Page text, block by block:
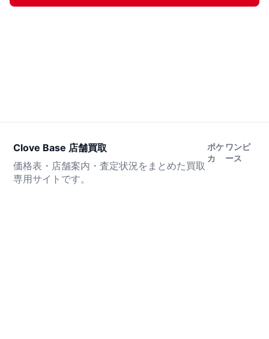
Clove Base 店舗買取
価格表・店舗案内・査定状況をまとめた買取
専用サイトです。
ポケ
カ
ワンピ
ース